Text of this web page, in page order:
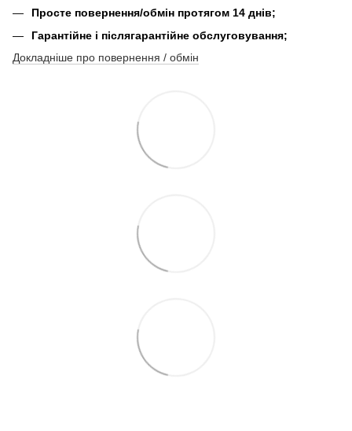
Просте повернення/обмін протягом 14 днів;
Гарантійне і післягарантійне обслуговування;
Докладніше про повернення / обмін